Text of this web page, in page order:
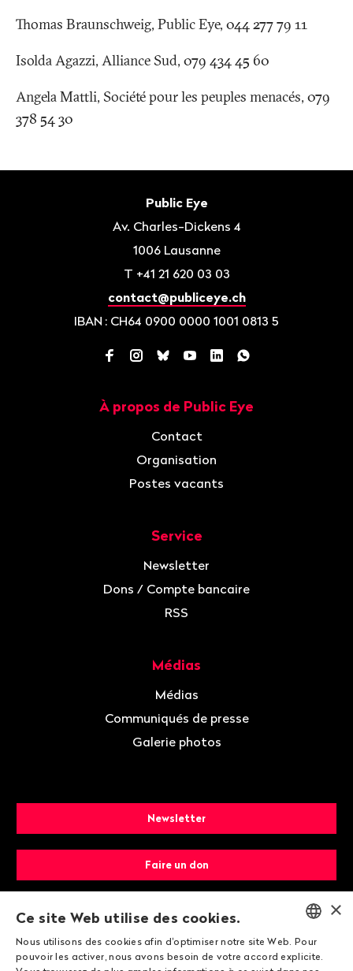
Thomas Braunschweig, Public Eye, 044 277 79 11
Isolda Agazzi, Alliance Sud, 079 434 45 60
Angela Mattli, Société pour les peuples menacés, 079
378 54 30
Public Eye
Av. Charles-Dickens 4
1006 Lausanne
T +41 21 620 03 03
contact@publiceye.ch
IBAN : CH64 0900 0000 1001 0813 5
Facebook
Instagram
BlueskyYouTube
LinkedInWhatsApp
À propos de Public Eye
Contact
Organisation
Postes vacants
Service
Newsletter
Dons / Compte bancaire
RSS
Médias
Médias
Communiqués de presse
Galerie photos
Newsletter
Faire un don
Devenir membre
ENGLISH
×
Ce site Web utilise des cookies.
Nous utilisons des cookies afin d'optimiser notre site Web. Pour
pouvoir les activer, nous avons besoin de votre accord explicite.